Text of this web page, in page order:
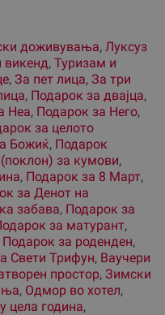
доживувања, Луксуз
, Туризам и
, За пет лица, За три
, Подарок за двајца,
Неа, Подарок за Него,
за целото
Божиќ, Подарок
за кумови,
, Подарок за 8 Март,
за Денот на
забава, Подарок за
за матурант,
Подарок за роденден,
Свети Трифун, Ваучери
простор, Зимски
, Одмор во хотел,
цела година,